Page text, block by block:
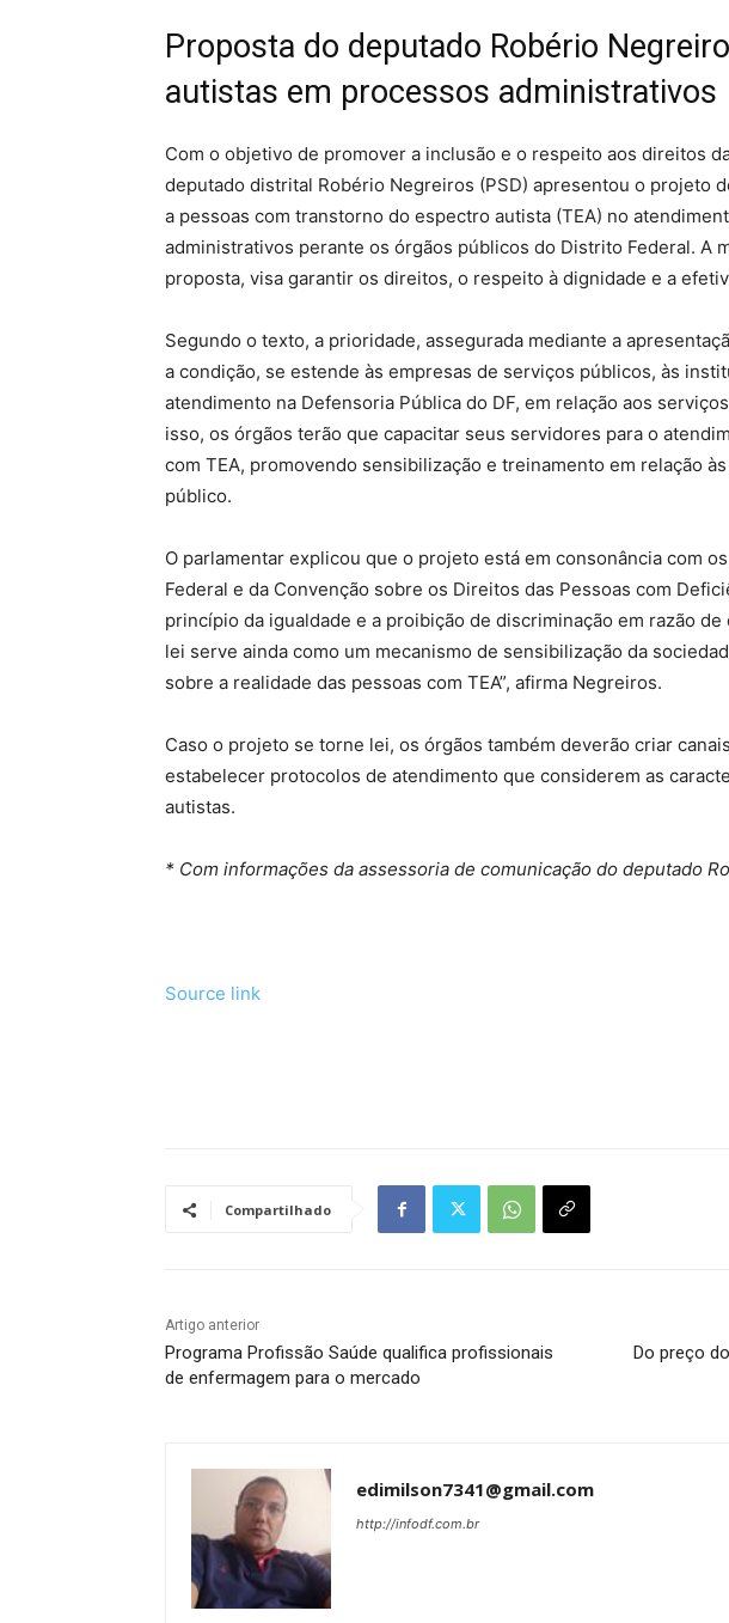
Proposta do deputado Robério
autistas em processos administrativos
Com o objetivo de promover a inclusão e o respeito aos direitos
deputado distrital Robério Negreiros (PSD) apresentou o projeto
a pessoas com transtorno do espectro autista (TEA) no
administrativos perante os órgãos públicos do Distrito Federal. A
proposta, visa garantir os direitos, o respeito à dignidade e a
Segundo o texto, a prioridade, assegurada mediante a
a condição, se estende às empresas de serviços públicos, às
atendimento na Defensoria Pública do DF, em relação aos
isso, os órgãos terão que capacitar seus servidores para o
com TEA, promovendo sensibilização e treinamento em relação
público.
O parlamentar explicou que o projeto está em consonância com
Federal e da Convenção sobre os Direitos das Pessoas com
princípio da igualdade e a proibição de discriminação em razão de
lei serve ainda como um mecanismo de sensibilização da
sobre a realidade das pessoas com TEA”, afirma Negreiros.
Caso o projeto se torne lei, os órgãos também deverão criar
estabelecer protocolos de atendimento que considerem as
autistas.
* Com informações da assessoria de comunicação do deputado
Source link
Compartilhado
Artigo anterior
Programa Profissão Saúde qualifica profissionais
de enfermagem para o mercado
Do preço
edimilson7341@gmail.com
http://infodf.com.br